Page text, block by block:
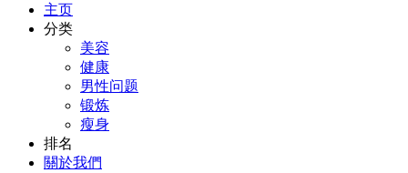
主页
分类
美容
健康
男性问题
锻炼
瘦身
排名
關於我們